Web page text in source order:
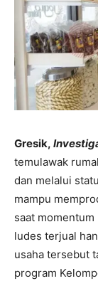
Gresik,
temulawak
dan melalui
mampu
saat
ludes terjual
usaha tersebut
program